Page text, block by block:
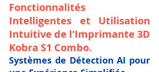
Fonctionnalités
Intelligentes et Utilisation
Intuitive de l'Imprimante 3D
Kobra S1 Combo.
Systèmes de Détection AI pour